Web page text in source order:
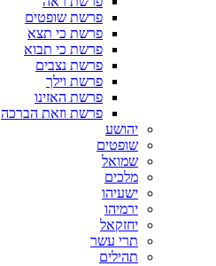
פרשת שופטים
פרשת כי תצא
פרשת כי תבוא
פרשת נצבים
פרשת וילך
פרשת האזינו
פרשת וזאת הברכה
יהושע
שופטים
שמואל
מלכים
ישעיהו
ירמיהו
יחזקאל
תרי עשר
תהילים